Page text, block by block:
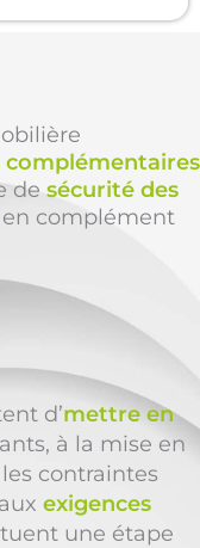
de sécurité des
en complément
d’mettre en
à la mise en
contraintes
exigences
une étape